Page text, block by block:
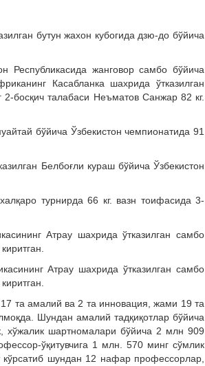
бутун жахон кубогида дзю-до бўйича
Республикасида жанговор самбо бўйича
Касабланка шахрида ўтказилган
босқич талабаси Неъматов Санжар 82 кг.
бўйича Ўзбекистон чемпионатида 91
Белбоғли кураш бўйича Ўзбекистон
турнирда 66 кг. вазн тоифасида 3-
Атрау шахрида ўтказилган самбо
Атрау шахрида ўтказилган самбо
17 та амалий ва 2 та инновация, жами 19 та
Шундан амалий тадқиқотлар бўйича
хўжалик шартномалари бўйича 2 млн 909
ўқитувчига 1 млн. 570 минг сўмлик
шундан 12 нафар профессорлар,